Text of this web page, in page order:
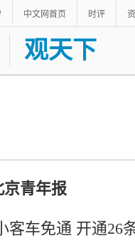
中文网首页 时评
观天下
京青年报
客车免通 开通26